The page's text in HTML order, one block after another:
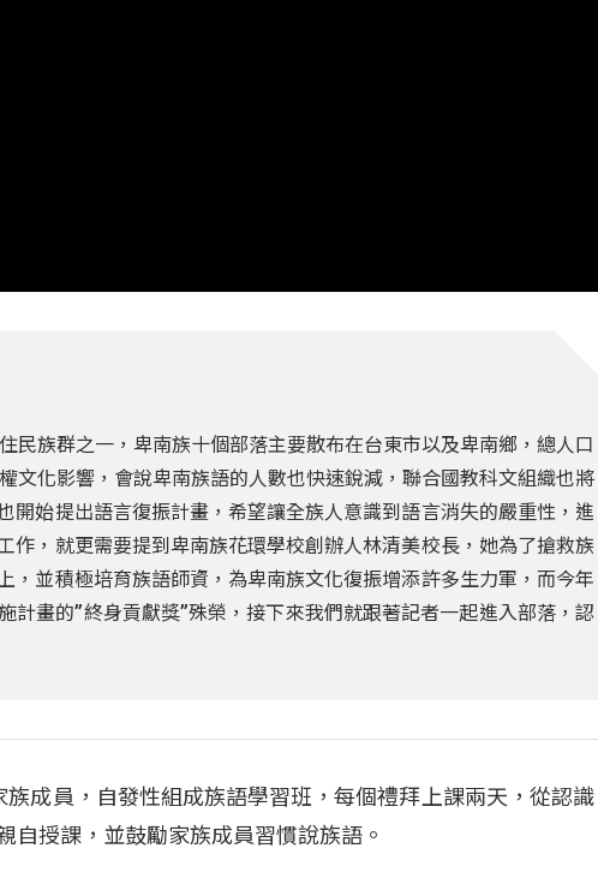
民族群之一，卑南族十個部落主要散布在台東市以及卑南鄉，總人口
文化影響，會說卑南族語的人數也快速銳減，聯合國教科文組織也將
開始提出語言復振計畫，希望讓全族人意識到語言消失的嚴重性，進
作，就更需要提到卑南族花環學校創辦人林清美校長，她為了搶救族
，並積極培育族語師資，為卑南族文化復振增添許多生力軍，而今年
計畫的”終身貢獻獎”殊榮，接下來我們就跟著記者一起進入部落，認
成員，自發性組成族語學習班，每個禮拜上課兩天，從認識
自授課，並鼓勵家族成員習慣說族語。